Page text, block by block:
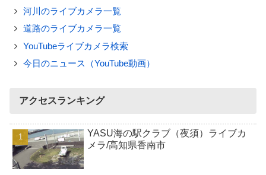
河川のライブカメラ一覧
道路のライブカメラ一覧
YouTubeライブカメラ検索
今日のニュース（YouTube動画）
アクセスランキング
YASU海の駅クラブ（夜須）ライブカ
メラ/高知県香南市